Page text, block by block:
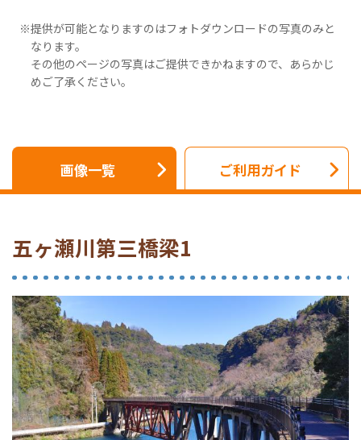
提供が可能となりますのはフォトダウンロードの写真のみと
なります。
その他のページの写真はご提供できかねますので、あらかじ
めご了承ください。
画像一覧 ご利用ガイド
五ヶ瀬川第三橋梁1